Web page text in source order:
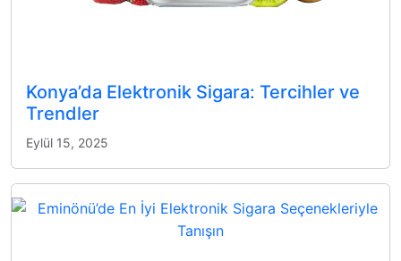
Konya’da Elektronik Sigara: Tercihler ve
Trendler
Eylül 15, 2025